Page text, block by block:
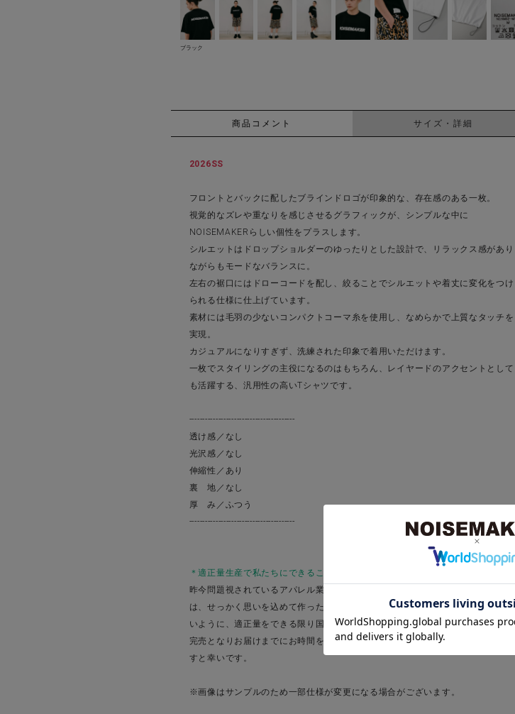
ブラック
商品コメント サイズ・詳細
2026SS
フロントとバックに配したブラインドロゴが印象的な、存在感のある一枚。
視覚的なズレや重なりを感じさせるグラフィックが、シンプルな中に
NOISEMAKERらしい個性をプラスします。
シルエットはドロップショルダーのゆったりとした設計で、リラックス感があり
ながらもモードなバランスに。
左右の裾口にはドローコードを配し、絞ることでシルエットや着丈に変化をつけ
られる仕様に仕上げています。
素材には毛羽の少ないコンパクトコーマ糸を使用し、なめらかで上質なタッチを
実現。
カジュアルになりすぎず、洗練された印象で着用いただけます。
一枚でスタイリングの主役になるのはもちろん、レイヤードのアクセントとして
も活躍する、汎用性の高いTシャツです。
----------------------------------------
透け感／なし
光沢感／なし
伸縮性／あり
裏 地／なし
厚 み／ふつう
----------------------------------------
＊適正量生産で私たちにできることからサスティナブルに取り組んでいます＊
昨今問題視されているアパレル業界の大量生産・大量廃棄の問題。わたしたち
は、せっかく思いを込めて作ったわたしたちの洋服が無駄に廃棄されることがな
いように、適正量をできる限り国内で生産しています。"作りすぎない"ことで、
完売となりお届けまでにお時間を頂戴する場合もございますがご了承いただけま
すと幸いです。
※画像はサンプルのため一部仕様が変更になる場合がございます。